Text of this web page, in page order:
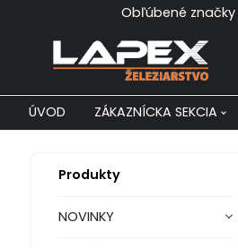
Obľúbené značky
ÚVOD ZÁKAZNÍCKA SEKCIA
Produkty
NOVINKY